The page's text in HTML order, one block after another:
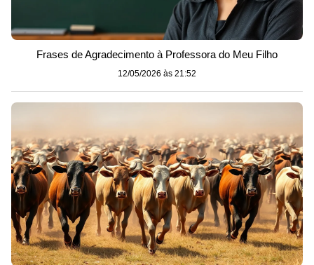
Frases de Agradecimento à Professora do Meu Filho
12/05/2026 às 21:52